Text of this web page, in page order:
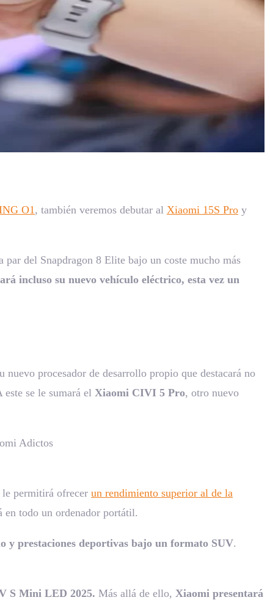
O1 , también veremos debutar al Xiaomi 15S Pro y
del Snapdragon 8 Elite bajo un coste mucho más
incluso su nuevo vehículo eléctrico, esta vez un
nuevo procesador de desarrollo propio que destacará no
este se le sumará el Xiaomi CIVI 5 Pro, otro nuevo
permitirá ofrecer un rendimiento superior al de la
todo un ordenador portátil.
y prestaciones deportivas bajo un formato SUV.
S Mini LED 2025. Más allá de ello, Xiaomi presentará